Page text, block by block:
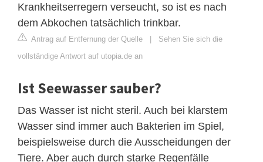
Krankheitserregern verseucht, so ist es nach
dem Abkochen tatsächlich trinkbar.
Antrag auf Entfernung der Quelle | Sehen Sie sich die
vollständige Antwort auf utopia.de an
Ist Seewasser sauber?
Das Wasser ist nicht steril. Auch bei klarstem
Wasser sind immer auch Bakterien im Spiel,
beispielsweise durch die Ausscheidungen der
Tiere. Aber auch durch starke Regenfälle